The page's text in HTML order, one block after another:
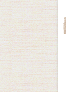
10/26
はじめてのウクレレ
第２・４月曜
（全6回）
14：50～16：20 定員 6名
見る